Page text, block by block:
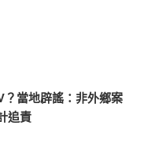
當地辟謠：非外鄉案
追責